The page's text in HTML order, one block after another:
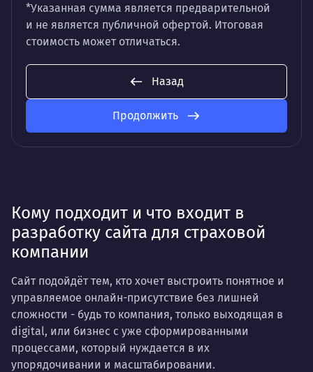
*Указанная сумма является предварительной
и не является публичной офертой. Итоговая
стоимость может отличаться.
Назад
Продолжить
Кому подходит и что входит в
разработку сайта для страховой
компании
Сайт подойдёт тем, кто хочет выстроить понятное и
управляемое онлайн-присутствие без лишней
сложности - будь то компания, только выходящая в
digital, или бизнес с уже сформированными
процессами, который нуждается в их
упорядочивании и масштабировании.